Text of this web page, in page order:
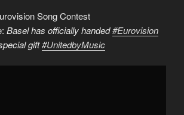
Song Contest
Basel has officially handed#Eurovision
gift#UnitedbyMusic